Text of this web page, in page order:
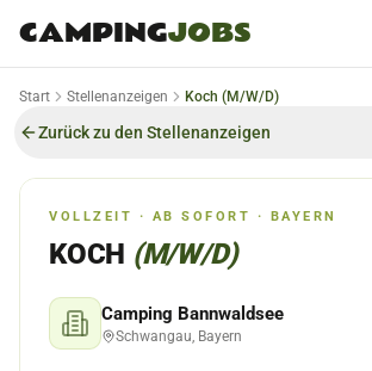
CAMPINGJOBS
Start Stellenanzeigen Koch (M/W/D)
Zurück zu den Stellenanzeigen
VOLLZEIT · AB SOFORT · BAYERN
KOCH (M/W/D)
Camping Bannwaldsee
Schwangau, Bayern